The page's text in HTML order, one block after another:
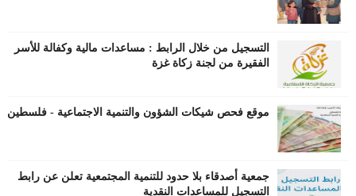
التسجيل من خلال الرابط : مساعدات مالية وكفالة للأسر
الفقيرة من لجنة زكاة غزة
موقع فحص شيكات الشؤون والتنمية الاجتماعية - فلسطين
جمعية أصدقاء بلا حدود للتنمية المجتمعية تعلن عن رابط
التسجيل للمساعدات النقدية